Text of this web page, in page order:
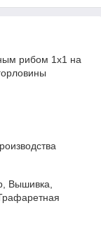
рибом 1x1 на
Вышивка,